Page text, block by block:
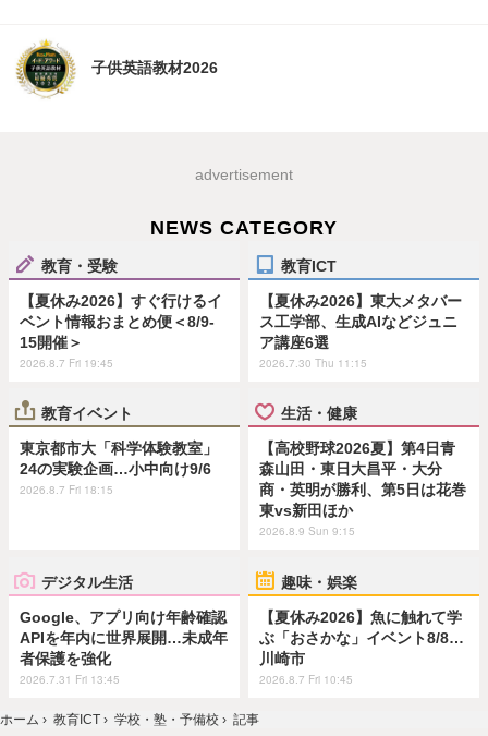
子供英語教材2026
advertisement
NEWS CATEGORY
教育・受験
【夏休み2026】すぐ行けるイ
ベント情報おまとめ便＜8/9-
15開催＞
2026.8.7 Fri 19:45
教育ICT
【夏休み2026】東大メタバー
ス工学部、生成AIなどジュニ
ア講座6選
2026.7.30 Thu 11:15
教育イベント
東京都市大「科学体験教室」
24の実験企画…小中向け9/6
2026.8.7 Fri 18:15
生活・健康
【高校野球2026夏】第4日青
森山田・東日大昌平・大分
商・英明が勝利、第5日は花巻
東vs新田ほか
2026.8.9 Sun 9:15
デジタル生活
Google、アプリ向け年齢確認
APIを年内に世界展開…未成年
者保護を強化
2026.7.31 Fri 13:45
趣味・娯楽
【夏休み2026】魚に触れて学
ぶ「おさかな」イベント8/8…
川崎市
2026.8.7 Fri 10:45
ホーム › 教育ICT › 学校・塾・予備校 › 記事